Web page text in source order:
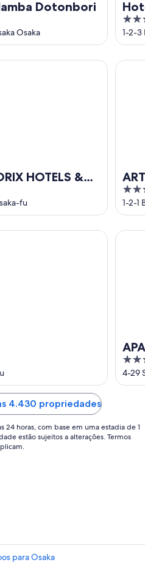
Dotonbori
Osaka
4
out
of
5
1-2-3
HOTELS &
fu
& RESORTS）
4
out
of
5
1-2-1
ART
3
out
of
4-29
APA
4.430 propriedades
horas, com base em uma estadia de 1
estão sujeitos a alterações. Termos
para Osaka